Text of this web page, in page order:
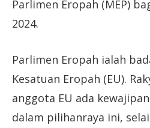
Parlimen Eropah (MEP)
2024.
Parlimen Eropah ialah
Kesatuan Eropah (EU).
anggota EU ada
dalam pilihanraya ini,